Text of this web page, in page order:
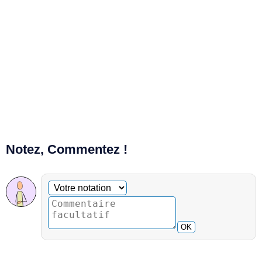
Notez, Commentez !
Commentaire facultatif
Votre notation
OK